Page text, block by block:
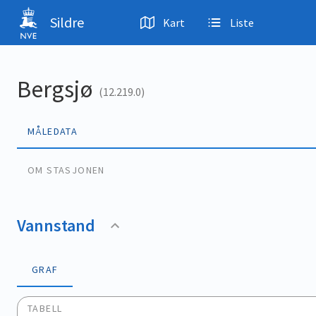
Hopp til hovedinnhold
Sildre Kart Liste
Bergsjø (12.219.0)
MÅLEDATA
OM STASJONEN
Vannstand
GRAF
TABELL